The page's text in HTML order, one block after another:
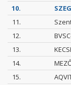
10.
11.
12.
13.
14.
15.